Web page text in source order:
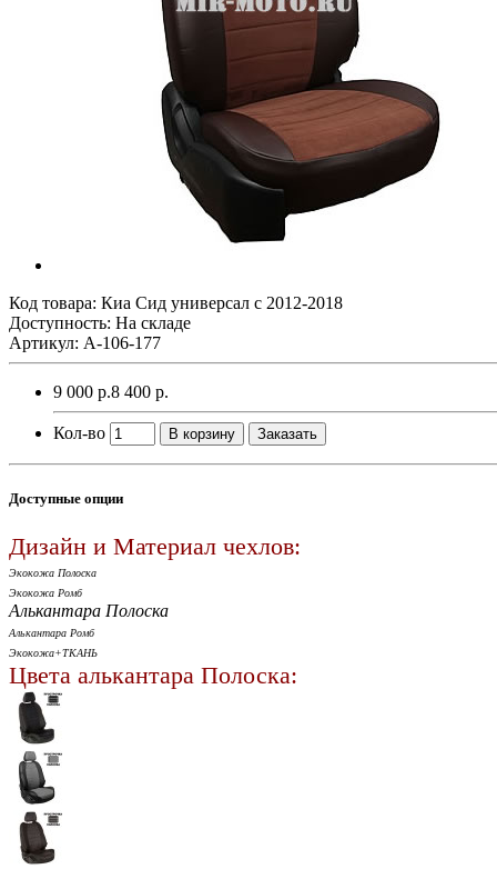
Код товара: Киа Сид универсал с 2012-2018
Доступность: На складе
Артикул: A-106-177
9 000 р.8 400 р.
Кол-во В корзину Заказать
Доступные опции
Дизайн и Материал чехлов:
Экокожа Полоска
Экокожа Ромб
Алькантара Полоска
Алькантара Ромб
Экокожа+ТКАНЬ
Цвета алькантара Полоска: